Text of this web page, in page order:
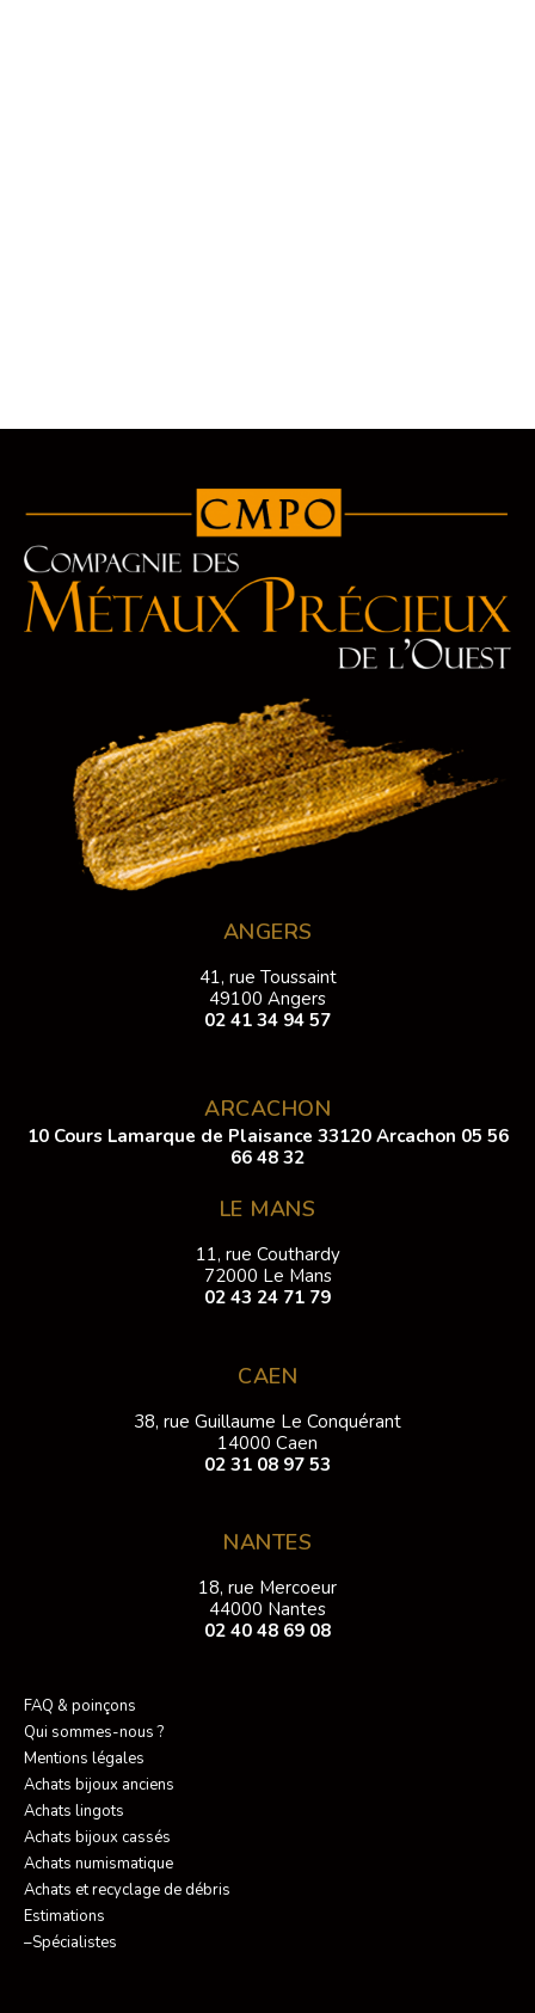
ANGERS
41, rue Toussaint
49100 Angers
02 41 34 94 57
ARCACHON
10 Cours Lamarque de Plaisance 33120 Arcachon 05 56
66 48 32
LE MANS
11, rue Couthardy
72000 Le Mans
02 43 24 71 79
CAEN
38, rue Guillaume Le Conquérant
14000 Caen
02 31 08 97 53
NANTES
18, rue Mercoeur
44000 Nantes
02 40 48 69 08
FAQ & poinçons
Qui sommes-nous ?
Mentions légales
Achats bijoux anciens
Achats lingots
Achats bijoux cassés
Achats numismatique
Achats et recyclage de débris
Estimations
–Spécialistes